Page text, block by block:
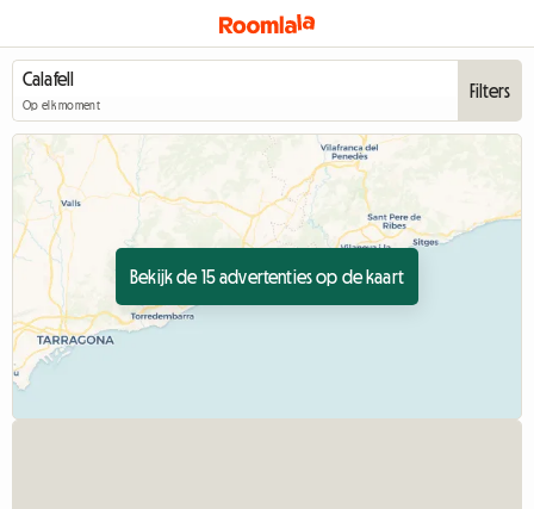
Op elk moment
Filters
Bekijk de 15 advertenties op de kaart